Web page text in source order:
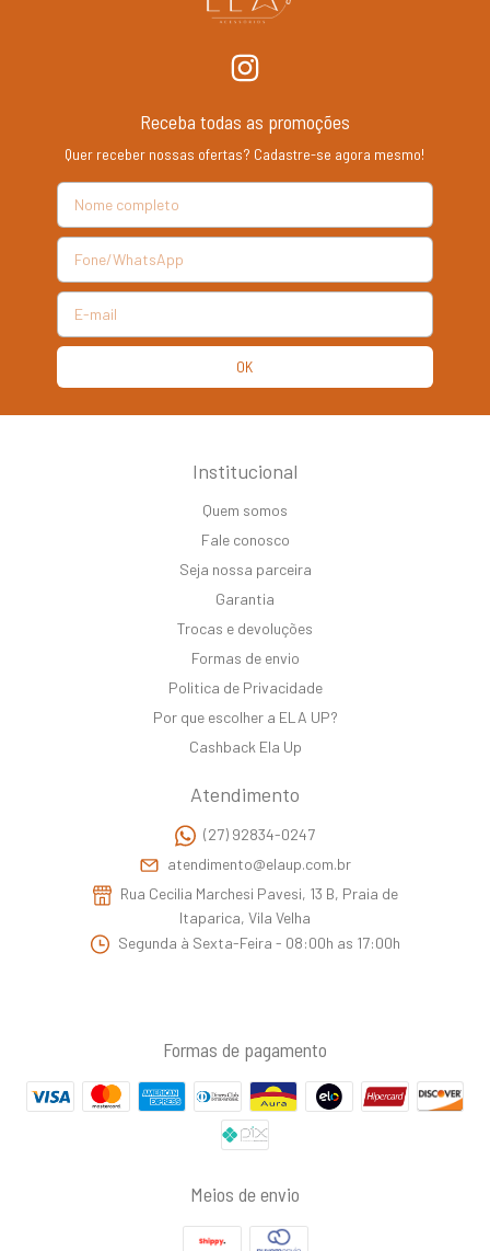
Receba todas as promoções
Quer receber nossas ofertas? Cadastre-se agora mesmo!
Institucional
Quem somos
Fale conosco
Seja nossa parceira
Garantia
Trocas e devoluções
Formas de envio
Politica de Privacidade
Por que escolher a ELA UP?
Cashback Ela Up
Atendimento
(27) 92834-0247
atendimento@elaup.com.br
Rua Cecilia Marchesi Pavesi, 13 B, Praia de
Itaparica, Vila Velha
Segunda à Sexta-Feira - 08:00h as 17:00h
Formas de pagamento
Meios de envio